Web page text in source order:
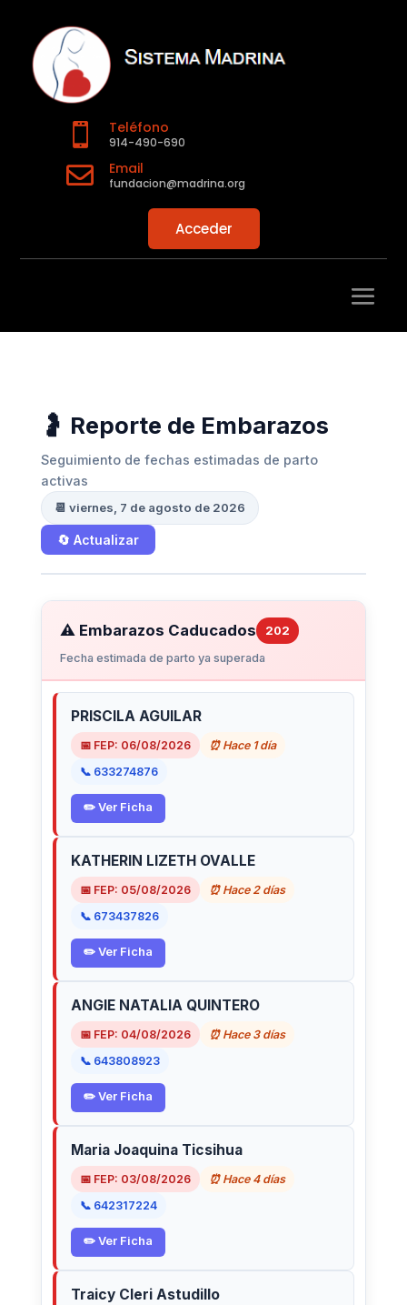
 Teléfono
914-490-690
 Email
fundacion@madrina.org
Acceder
🤰 Reporte de Embarazos
Seguimiento de fechas estimadas de parto
activas
📆 viernes, 7 de agosto de 2026
🔄 Actualizar
⚠️ Embarazos Caducados
202
Fecha estimada de parto ya superada
PRISCILA AGUILAR
📅 FEP: 06/08/2026
⏰ Hace 1 día
📞 633274876
✏️ Ver Ficha
KATHERIN LIZETH OVALLE
📅 FEP: 05/08/2026
⏰ Hace 2 días
📞 673437826
✏️ Ver Ficha
ANGIE NATALIA QUINTERO
📅 FEP: 04/08/2026
⏰ Hace 3 días
📞 643808923
✏️ Ver Ficha
Maria Joaquina Ticsihua
📅 FEP: 03/08/2026
⏰ Hace 4 días
📞 642317224
✏️ Ver Ficha
Traicy Cleri Astudillo